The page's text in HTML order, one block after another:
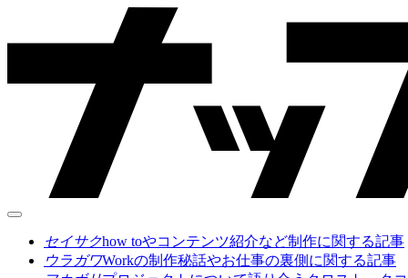
セイサクhow toやコンテンツ紹介など制作に関する記事
ウラガワWorkの制作秘話やお仕事の裏側に関する記事